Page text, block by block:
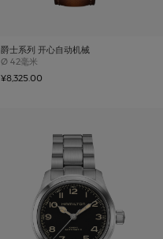
爵士系列 开心自动机械
Ø Case size
42毫米
¥8,325.00